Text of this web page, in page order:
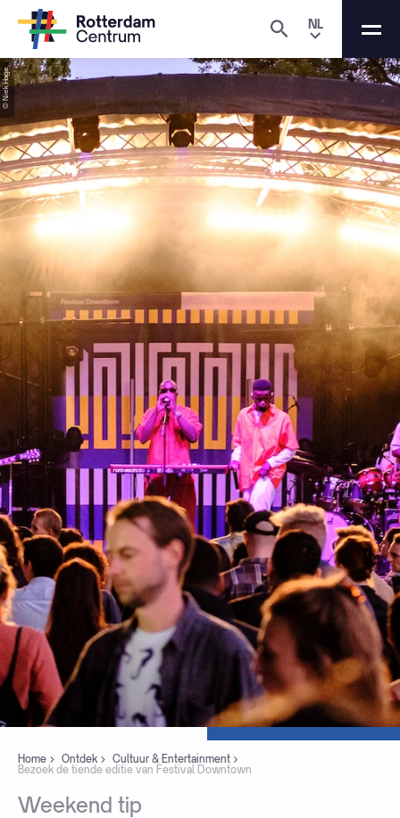
NL
Home Ontdek
Cultuur & Entertainment
Bezoek de tiende editie van Festival Downtown
Weekend tip
© Niek Hage